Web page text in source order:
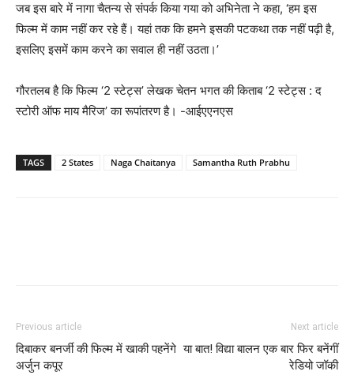
जब इस बारे में नागा चैतन्य से संपर्क किया गया को अभिनेता ने कहा, ‘हम इस
फिल्म में काम नहीं कर रहे हैं। यहां तक कि हमने इसकी पटकथा तक नहीं पढ़ी है,
इसलिए इसमें काम करने का सवाल ही नहीं उठता।’
गौरतलब है कि फिल्‍म ‘2 स्टेट्स’ लेखक चेतन भगत की किताब ‘2 स्टेट्स : द
स्टोरी ऑफ माय मैरिज’ का रूपांतरण है। -आईएएनएस
TAGS 2 States Naga Chaitanya Samantha Ruth Prabhu
Previous article
दिबाकर बनर्जी की फिल्‍म में खाकी पहनेंगे
अर्जुन कपूर
Next article
या बात! विद्या बालन एक बार फिर बनेंगीं
रेडियो जॉकी